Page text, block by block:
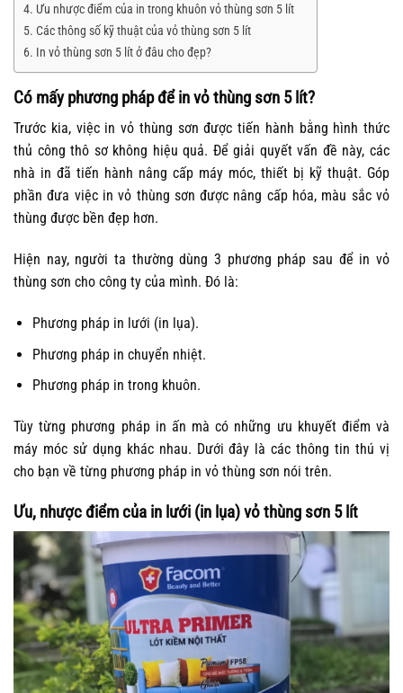
Ưu nhược điểm của in trong khuôn vỏ thùng sơn 5 lít
Các thông số kỹ thuật của vỏ thùng sơn 5 lít
In vỏ thùng sơn 5 lít ở đâu cho đẹp?
Có mấy phương pháp để in vỏ thùng sơn 5 lít?
Trước kia, việc in vỏ thùng sơn được tiến hành bằng hình thức
thủ công thô sơ không hiệu quả. Để giải quyết vấn đề này, các
nhà in đã tiến hành nâng cấp máy móc, thiết bị kỹ thuật. Góp
phần đưa việc in vỏ thùng sơn được nâng cấp hóa, màu sắc vỏ
thùng được bền đẹp hơn.
Hiện nay, người ta thường dùng 3 phương pháp sau để in vỏ
thùng sơn cho công ty của mình. Đó là:
Phương pháp in lưới (in lụa).
Phương pháp in chuyển nhiệt.
Phương pháp in trong khuôn.
Tùy từng phương pháp in ấn mà có những ưu khuyết điểm và
máy móc sử dụng khác nhau. Dưới đây là các thông tin thú vị
cho bạn về từng phương pháp in vỏ thùng sơn nói trên.
Ưu, nhược điểm của in lưới (in lụa) vỏ thùng sơn 5 lít